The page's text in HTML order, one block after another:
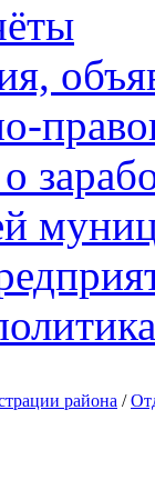
района /